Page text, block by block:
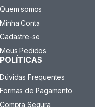
Quem somos
Minha Conta
Cadastre-se
Meus Pedidos
POLÍTICAS
Dúvidas Frequentes
Formas de Pagamento
Compra Segura